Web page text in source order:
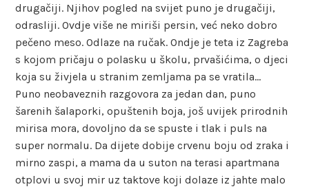
drugačiji. Njihov pogled na svijet puno je drugačiji,
odrasliji. Ovdje više ne miriši persin, već neko dobro
pečeno meso. Odlaze na ručak. Ondje je teta iz Zagreba
s kojom pričaju o polasku u školu, prvašićima, o djeci
koja su živjela u stranim zemljama pa se vratila…
Puno neobaveznih razgovora za jedan dan, puno
šarenih šalaporki, opuštenih boja, još uvijek prirodnih
mirisa mora, dovoljno da se spuste i tlak i puls na
super normalu. Da dijete dobije crvenu boju od zraka i
mirno zaspi, a mama da u suton na terasi apartmana
otplovi u svoj mir uz taktove koji dolaze iz jahte malo